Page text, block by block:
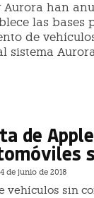
Aurora han
las bases
de
sistema
de
4 de junio de 2018
vehículos sin